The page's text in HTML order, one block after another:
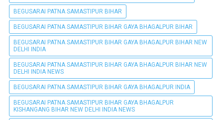
BEGUSARAI PATNA SAMASTIPUR BIHAR
BEGUSARAI PATNA SAMASTIPUR BIHAR GAYA BHAGALPUR BIHAR
BEGUSARAI PATNA SAMASTIPUR BIHAR GAYA BHAGALPUR BIHAR NEW
DELHI INDIA
BEGUSARAI PATNA SAMASTIPUR BIHAR GAYA BHAGALPUR BIHAR NEW
DELHI INDIA NEWS
BEGUSARAI PATNA SAMASTIPUR BIHAR GAYA BHAGALPUR INDIA
BEGUSARAI PATNA SAMASTIPUR BIHAR GAYA BHAGALPUR
KISHANGANG BIHAR NEW DELHI INDIA NEWS